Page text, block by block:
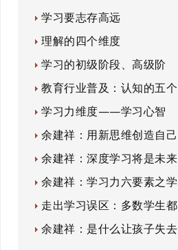
学习要志存高远
理解的四个维度
学习的初级阶段、高级阶
教育行业普及：认知的五个
学习力维度——学习心智
余建祥：用新思维创造自己
余建祥：深度学习将是未来
余建祥：学习力六要素之学
走出学习误区：多数学生都
余建祥：是什么让孩子失去